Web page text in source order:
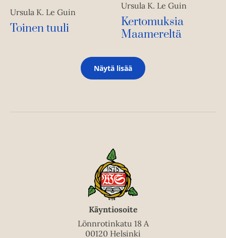
Ursula K. Le Guin
Toinen tuuli
Ursula K. Le Guin
Kertomuksia
Maamereltä
Näytä lisää
Käyntiosoite
Lönnrotinkatu 18 A
00120 Helsinki